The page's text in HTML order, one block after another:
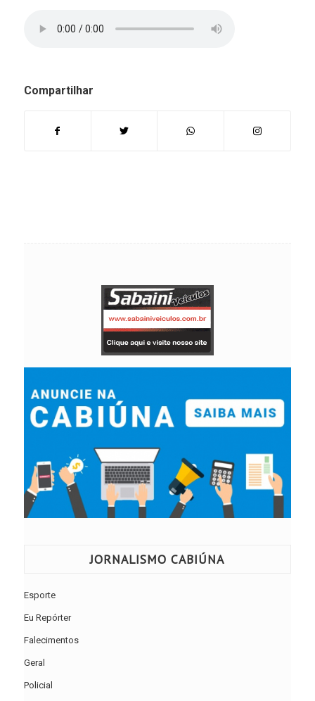
Compartilhar
JORNALISMO CABIÚNA
Esporte
Eu Repórter
Falecimentos
Geral
Policial